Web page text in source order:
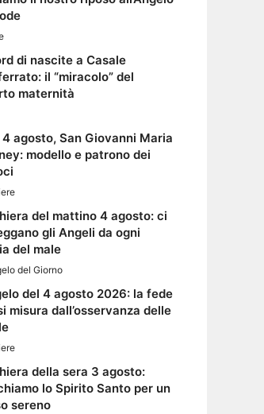
di nascite a Casale
il “miracolo” del
maternità
agosto, San Giovanni Maria
modello e patrono dei
del mattino 4 agosto: ci
gli Angeli da ogni
del male
del Giorno
del 4 agosto 2026: la fede
misura dall’osservanza delle
della sera 3 agosto:
lo Spirito Santo per un
sereno